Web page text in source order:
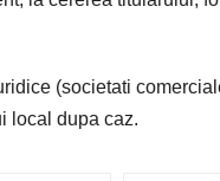
(societati
local dupa caz.